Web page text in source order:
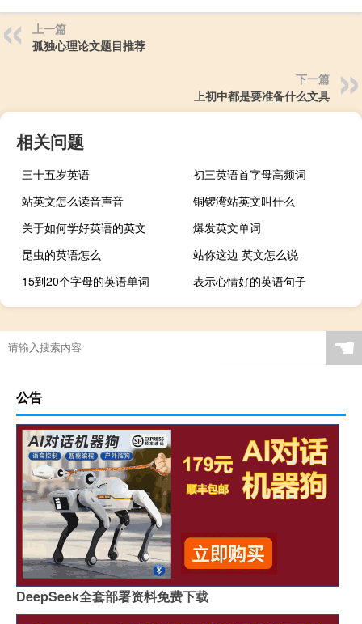
上一篇
孤独心理论文题目推荐
下一篇
上初中都是要准备什么文具
相关问题
三十五岁英语
初三英语首字母高频词
站英文怎么读音声音
铜锣湾站英文叫什么
关于如何学好英语的英文
爆发英文单词
昆虫的英语怎么
站你这边 英文怎么说
15到20个字母的英语单词
表示心情好的英语句子
☚
公告
DeepSeek全套部署资料免费下载